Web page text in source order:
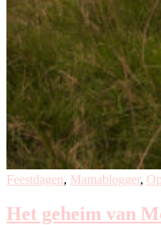
Feestdagen, Mamablogger,
Het geheim van